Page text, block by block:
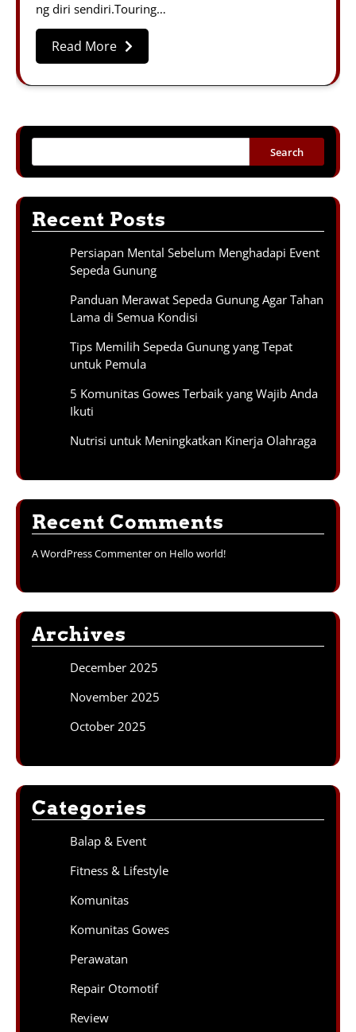
ng diri sendiri.Touring…
Read More
Search
Recent Posts
Persiapan Mental Sebelum Menghadapi Event
Sepeda Gunung
Panduan Merawat Sepeda Gunung Agar Tahan
Lama di Semua Kondisi
Tips Memilih Sepeda Gunung yang Tepat
untuk Pemula
5 Komunitas Gowes Terbaik yang Wajib Anda
Ikuti
Nutrisi untuk Meningkatkan Kinerja Olahraga
Recent Comments
A WordPress Commenteron Hello world!
Archives
December 2025
November 2025
October 2025
Categories
Balap & Event
Fitness & Lifestyle
Komunitas
Komunitas Gowes
Perawatan
Repair Otomotif
Review